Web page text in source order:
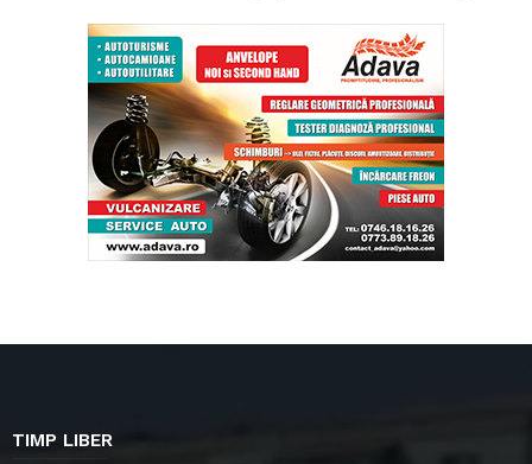
TIMP LIBER